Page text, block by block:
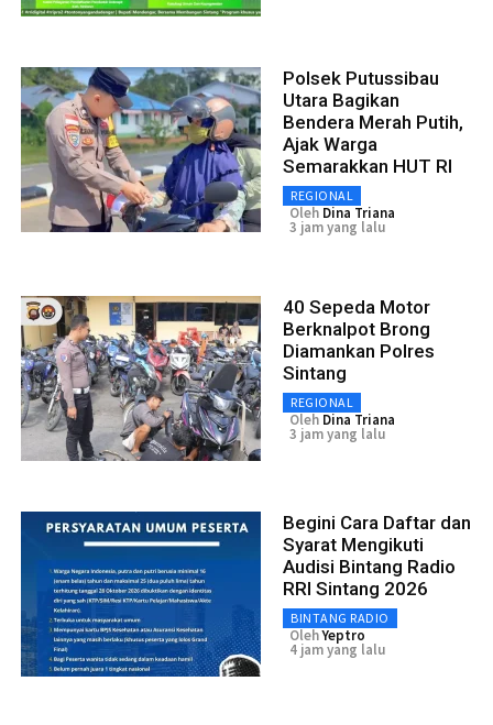
Polsek Putussibau
Utara Bagikan
Bendera Merah Putih,
Ajak Warga
Semarakkan HUT RI
REGIONAL
Oleh Dina Triana
3 jam yang lalu
40 Sepeda Motor
Berknalpot Brong
Diamankan Polres
Sintang
REGIONAL
Oleh Dina Triana
3 jam yang lalu
Begini Cara Daftar dan
Syarat Mengikuti
Audisi Bintang Radio
RRI Sintang 2026
BINTANG RADIO
OlehYeptro
4 jam yang lalu